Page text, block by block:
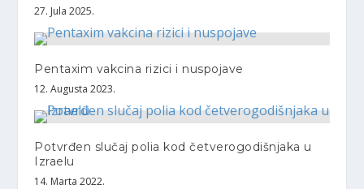
27. Jula 2025.
Pentaxim vakcina rizici i nuspojave
12. Augusta 2023.
Potvrđen slučaj polia kod četverogodišnjaka u
Izraelu
14. Marta 2022.